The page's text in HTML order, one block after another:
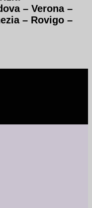
– Verona –
– Rovigo –